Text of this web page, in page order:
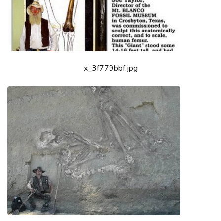
x_3f779bbf.jpg